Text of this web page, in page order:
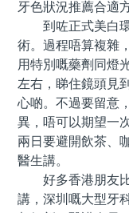
牙色狀況推薦合適
到咗正式美白環
術。過程唔算複雜
用特別嘅藥劑同燈
左右，睇住鏡頭見
心啲。不過要留意
異，唔可以期望一
兩日要避開飲茶、
醫生講。
好多香港朋友比
講，深圳嘅大型牙